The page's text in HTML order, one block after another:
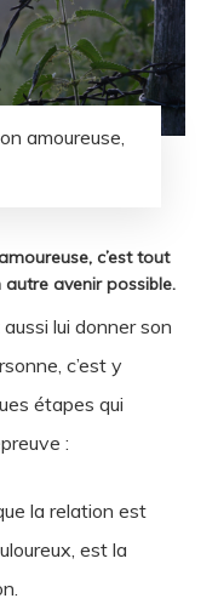
amoureuse,
c’est tout
autre avenir possible.
lui donner son
c’est y
étapes qui
:
la relation est
est la